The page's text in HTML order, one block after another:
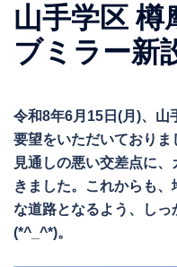
山手学区 樽
ブミラー新
令和8年6月15日(月)、山
要望をいただいており
見通しの悪い交差点に
きました。これからも
な道路となるよう、し
(*^_^*)。